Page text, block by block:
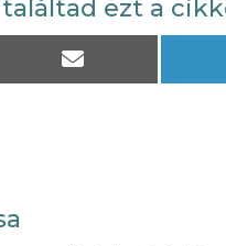
találtad ezt a
Share